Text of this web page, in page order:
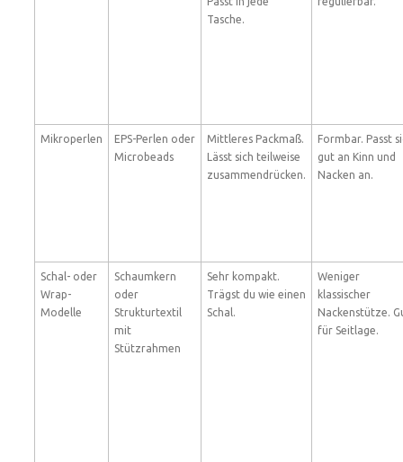
Tasche.
Mikroperlen
EPS-Perlen oder
Microbeads
Mittleres Packmaß.
Lässt sich teilweise
zusammendrücken.
Formbar. Passt
gut an Kinn und
Nacken an.
Schal- oder
Wrap-
Modelle
Schaumkern
oder
Strukturtextil
mit
Stützrahmen
Sehr kompakt.
Trägst du wie einen
Schal.
Weniger
klassischer
Nackenstütze.
für Seitlage.